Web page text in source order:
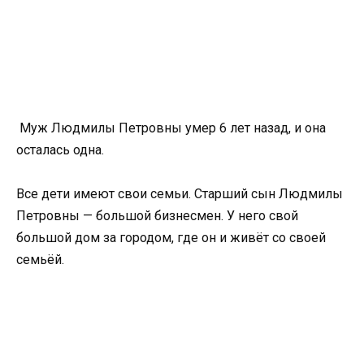
Муж Людмилы Петровны умер 6 лет назад, и она
осталась одна.
Все дети имеют свои семьи. Старший сын Людмилы
Петровны — большой бизнесмен. У него свой
большой дом за городом, где он и живёт со своей
семьёй.